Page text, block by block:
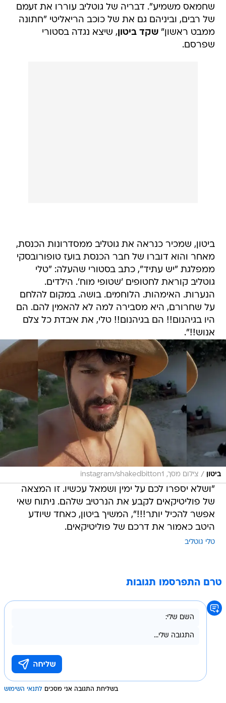
שחמאס משמיע". דבריה של גוטליב עוררו את זעמם
של רבים, וביניהם גם את של כוכב הריאליטי "חתונה
ממבט ראשון"שקד ביטון, שיצא נגדה בסטורי
שפרסם.
ביטון, שמכיר כנראה את גוטליב ממסדרונות הכנסת,
מאחר והוא דוברו של חבר הכנסת בועז טופורובסקי
ממפלגת "יש עתיד", כתב בסטורי שהעלה: "טלי
גוטליב קוראת לחטופים 'שטופי מוח'. הילדים.
הנערות. האימהות. הלוחמים. בושה. במקום להלחם
על שחרורם, היא מסבירה למה לא להאמין להם. הם
היו בגיהנום!! הם בגיהנום!! טלי, את איבדת כל צלם
אנוש!!".
ביטון / צילום מסך, instagram/shakedbitton1
"ושלא יספרו לכם על ימין ושמאל עכשיו. זו המצאה
של פוליטיקאים לקבע את הנרטיב שלהם. ניתוח שאי
אפשר להכיל יותר!!!", המשיך ביטון, כאחד שיודע
היטב כאמור את דרכם של פוליטיקאים.
טלי גוטליב
טרם התפרסמו תגובות
בשליחת התגובה אני מסכים לתנאי השימוש